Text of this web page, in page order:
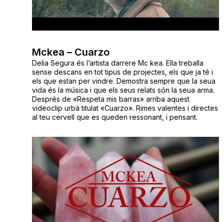
Mckea – Cuarzo
Delia Segura és l’artista darrere Mc kea. Ellatreballa
sense descans en tot tipus de projectes, els que ja té i
els que estan per vindre. Demostra sempre que la seua
vida és la música i que els seus relats són la seua arma.
Després de «Respeta mis barras» arriba aquest
videoclip urbà titulat «Cuarzo». Rimes valentes i directes
al teu cervell que es queden ressonant, i pensant.